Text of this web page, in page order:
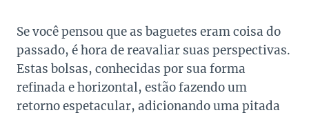
Se você pensou que as baguetes eram coisa do
passado, é hora de reavaliar suas perspectivas.
Estas bolsas, conhecidas por sua forma
refinada e horizontal, estão fazendo um
retorno espetacular, adicionando uma pitada